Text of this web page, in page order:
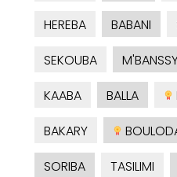
HEREBA
BABANI
SEKOUBA
KAABA
BALLA
BAKARY
SORIBA
TASILIMI